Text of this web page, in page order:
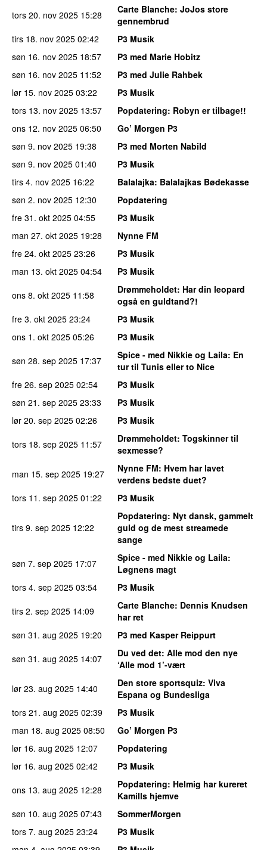
tors 20. nov 2025 15:28 Carte Blanche: JoJos store
gennembrud
tirs 18. nov 2025 02:42
P3 Musik
søn 16. nov 2025 18:57
P3 med Marie Hobitz
søn 16. nov 2025 11:52
P3 med Julie Rahbek
lør 15. nov 2025 03:22
P3 Musik
tors 13. nov 2025 13:57 Popdatering: Robyn er tilbage!!
ons 12. nov 2025 06:50
Go’ Morgen P3
søn 9. nov 2025 19:38
P3 med Morten Nabild
søn 9. nov 2025 01:40
P3 Musik
tirs 4. nov 2025 16:22 Balalajka: Balalajkas Bødekasse
søn 2. nov 2025 12:30
Popdatering
fre 31. okt 2025 04:55
P3 Musik
man 27. okt 2025 19:28
Nynne FM
fre 24. okt 2025 23:26
P3 Musik
man 13. okt 2025 04:54
P3 Musik
ons 8. okt 2025 11:58 Drømmeholdet: Har din leopard
også en guldtand?!
fre 3. okt 2025 23:24
P3 Musik
ons 1. okt 2025 05:26
P3 Musik
søn 28. sep 2025 17:37 Spice - med Nikkie og Laila: En
tur til Tunis eller to Nice
fre 26. sep 2025 02:54
P3 Musik
søn 21. sep 2025 23:33
P3 Musik
lør 20. sep 2025 02:26
P3 Musik
tors 18. sep 2025 11:57 Drømmeholdet: Togskinner til
sexmesse?
man 15. sep 2025 19:27 Nynne FM: Hvem har lavet
verdens bedste duet?
tors 11. sep 2025 01:22 P3 Musik
tirs 9. sep 2025 12:22
Popdatering: Nyt dansk, gammelt
guld og de mest streamede
sange
søn 7. sep 2025 17:07 Spice - med Nikkie og Laila:
Løgnens magt
tors 4. sep 2025 03:54
P3 Musik
tirs 2. sep 2025 14:09 Carte Blanche: Dennis Knudsen
har ret
søn 31. aug 2025 19:20
P3 med Kasper Reippurt
søn 31. aug 2025 14:07 Du ved det: Alle mod den nye
‘Alle mod 1’-vært
lør 23. aug 2025 14:40 Den store sportsquiz: Viva
Espana og Bundesliga
tors 21. aug 2025 02:39
P3 Musik
man 18. aug 2025 08:50
Go’ Morgen P3
lør 16. aug 2025 12:07
Popdatering
lør 16. aug 2025 02:42
P3 Musik
ons 13. aug 2025 12:28 Popdatering: Helmig har kureret
Kamills hjemve
søn 10. aug 2025 07:43
SommerMorgen
tors 7. aug 2025 23:24
P3 Musik